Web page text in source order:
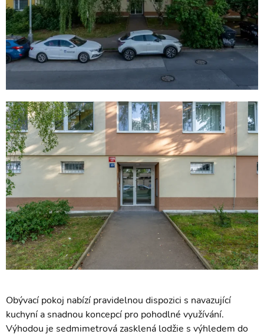
Obývací pokoj nabízí pravidelnou dispozici s navazující
kuchyní a snadnou koncepcí pro pohodlné využívání.
Výhodou je sedmimetrová zasklená lodžie s výhledem do